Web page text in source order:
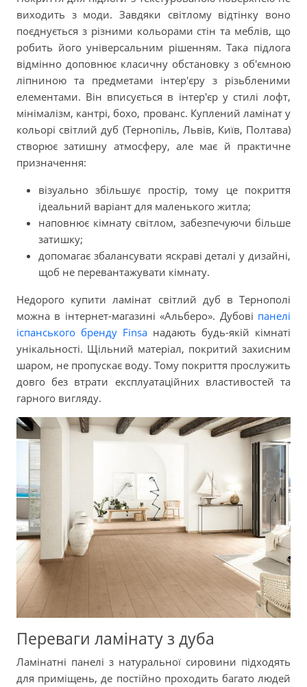
виходить з моди. Завдяки світлому відтінку воно
поєднується з різними кольорами стін та меблів, що
робить його універсальним рішенням. Така підлога
відмінно доповнює класичну обстановку з об'ємною
ліпниною та предметами інтер'єру з різьбленими
елементами. Він вписується в інтер'єр у стилі лофт,
мінімалізм, кантрі, бохо, прованс. Куплений ламінат у
кольорі світлий дуб (Тернопіль, Львів, Київ, Полтава)
створює затишну атмосферу, але має й практичне
призначення:
візуально збільшує простір, тому це покриття
ідеальний варіант для маленького житла;
наповнює кімнату світлом, забезпечуючи більше
затишку;
допомагає збалансувати яскраві деталі у дизайні,
щоб не перевантажувати кімнату.
Недорого купити ламінат світлий дуб в Тернополі
можна в інтернет-магазині «Альберо». Дубові панелі
іспанського бренду Finsa надають будь-якій кімнаті
унікальності. Щільний матеріал, покритий захисним
шаром, не пропускає воду. Тому покриття прослужить
довго без втрати експлуатаційних властивостей та
гарного вигляду.
Переваги ламінату з дуба
Ламінатні панелі з натуральної сировини підходять
для приміщень, де постійно проходить багато людей